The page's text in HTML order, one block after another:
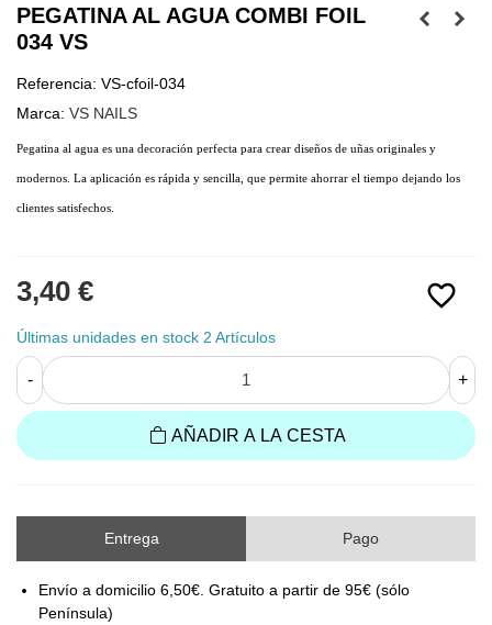
PEGATINA AL AGUA COMBI FOIL
034 VS
Referencia: VS-cfoil-034
Marca: VS NAILS
Pegatina al agua es una decoración perfecta para crear diseños de uñas originales y
modernos. La aplicación es rápida y sencilla, que permite ahorrar el tiempo dejando los
clientes satisfechos.
favorite_border
3,40 €
Últimas unidades en stock 2 Artículos
- +
AÑADIR A LA CESTA
Entrega Pago
Envío a domicilio 6,50€. Gratuito a partir de 95€ (sólo
Península)